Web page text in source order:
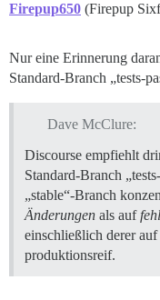
Firepup650 (Firepup
Nur eine Erinnerung
Standard-Branch „tests-
Dave McClure:
Discourse empfiehlt
Standard-Branch
„stable“-Branch
Änderungen als auf
einschließlich derer auf
produktionsreif.